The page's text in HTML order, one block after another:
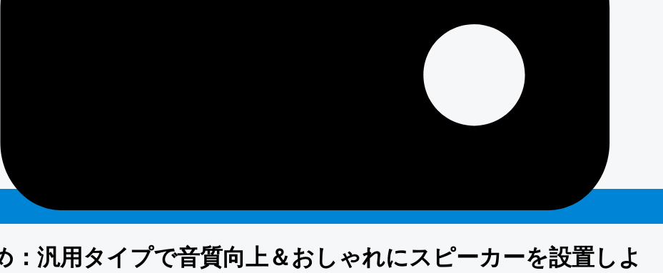
汎用タイプで音質向上＆おしゃれにスピーカーを設置しよ